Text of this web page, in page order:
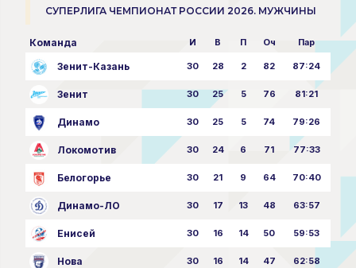
СУПЕРЛИГА ЧЕМПИОНАТ РОССИИ 2026. МУЖЧИНЫ
Команда И В П Оч Пар
Зенит-Казань 30 28 2 82 87:24
Зенит 30 25 5 76 81:21
Динамо 30 25 5 74 79:26
Локомотив 30 24 6 71 77:33
Белогорье 30 21 9 64 70:40
Динамо-ЛО 30 17 13 48 63:57
Енисей 30 16 14 50 59:53
Нова 30 16 14 47 62:58